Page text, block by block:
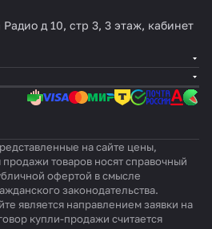
евый
т
д 10, стр 3, 3 этаж, кабинет
на сайте цены,
продажи товаров носят справочный
офертой в смысле
законодательства.
является направлением заявки на
купли-продажи считается